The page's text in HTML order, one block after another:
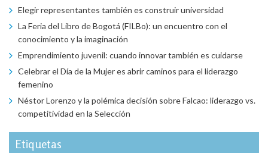
Elegir representantes también es construir universidad
La Feria del Libro de Bogotá (FILBo): un encuentro con el
conocimiento y la imaginación
Emprendimiento juvenil: cuando innovar también es cuidarse
Celebrar el Día de la Mujer es abrir caminos para el liderazgo
femenino
Néstor Lorenzo y la polémica decisión sobre Falcao: liderazgo vs.
competitividad en la Selección
Etiquetas